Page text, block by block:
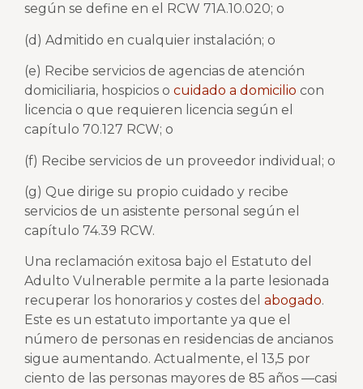
según se define en el RCW 71A.10.020; o
(d) Admitido en cualquier instalación; o
(e) Recibe servicios de agencias de atención
domiciliaria, hospicios o cuidado a domicilio con
licencia o que requieren licencia según el
capítulo 70.127 RCW; o
(f) Recibe servicios de un proveedor individual; o
(g) Que dirige su propio cuidado y recibe
servicios de un asistente personal según el
capítulo 74.39 RCW.
Una reclamación exitosa bajo el Estatuto del
Adulto Vulnerable permite a la parte lesionada
recuperar los honorarios y costes del abogado.
Este es un estatuto importante ya que el
número de personas en residencias de ancianos
sigue aumentando. Actualmente, el 13,5 por
ciento de las personas mayores de 85 años —casi